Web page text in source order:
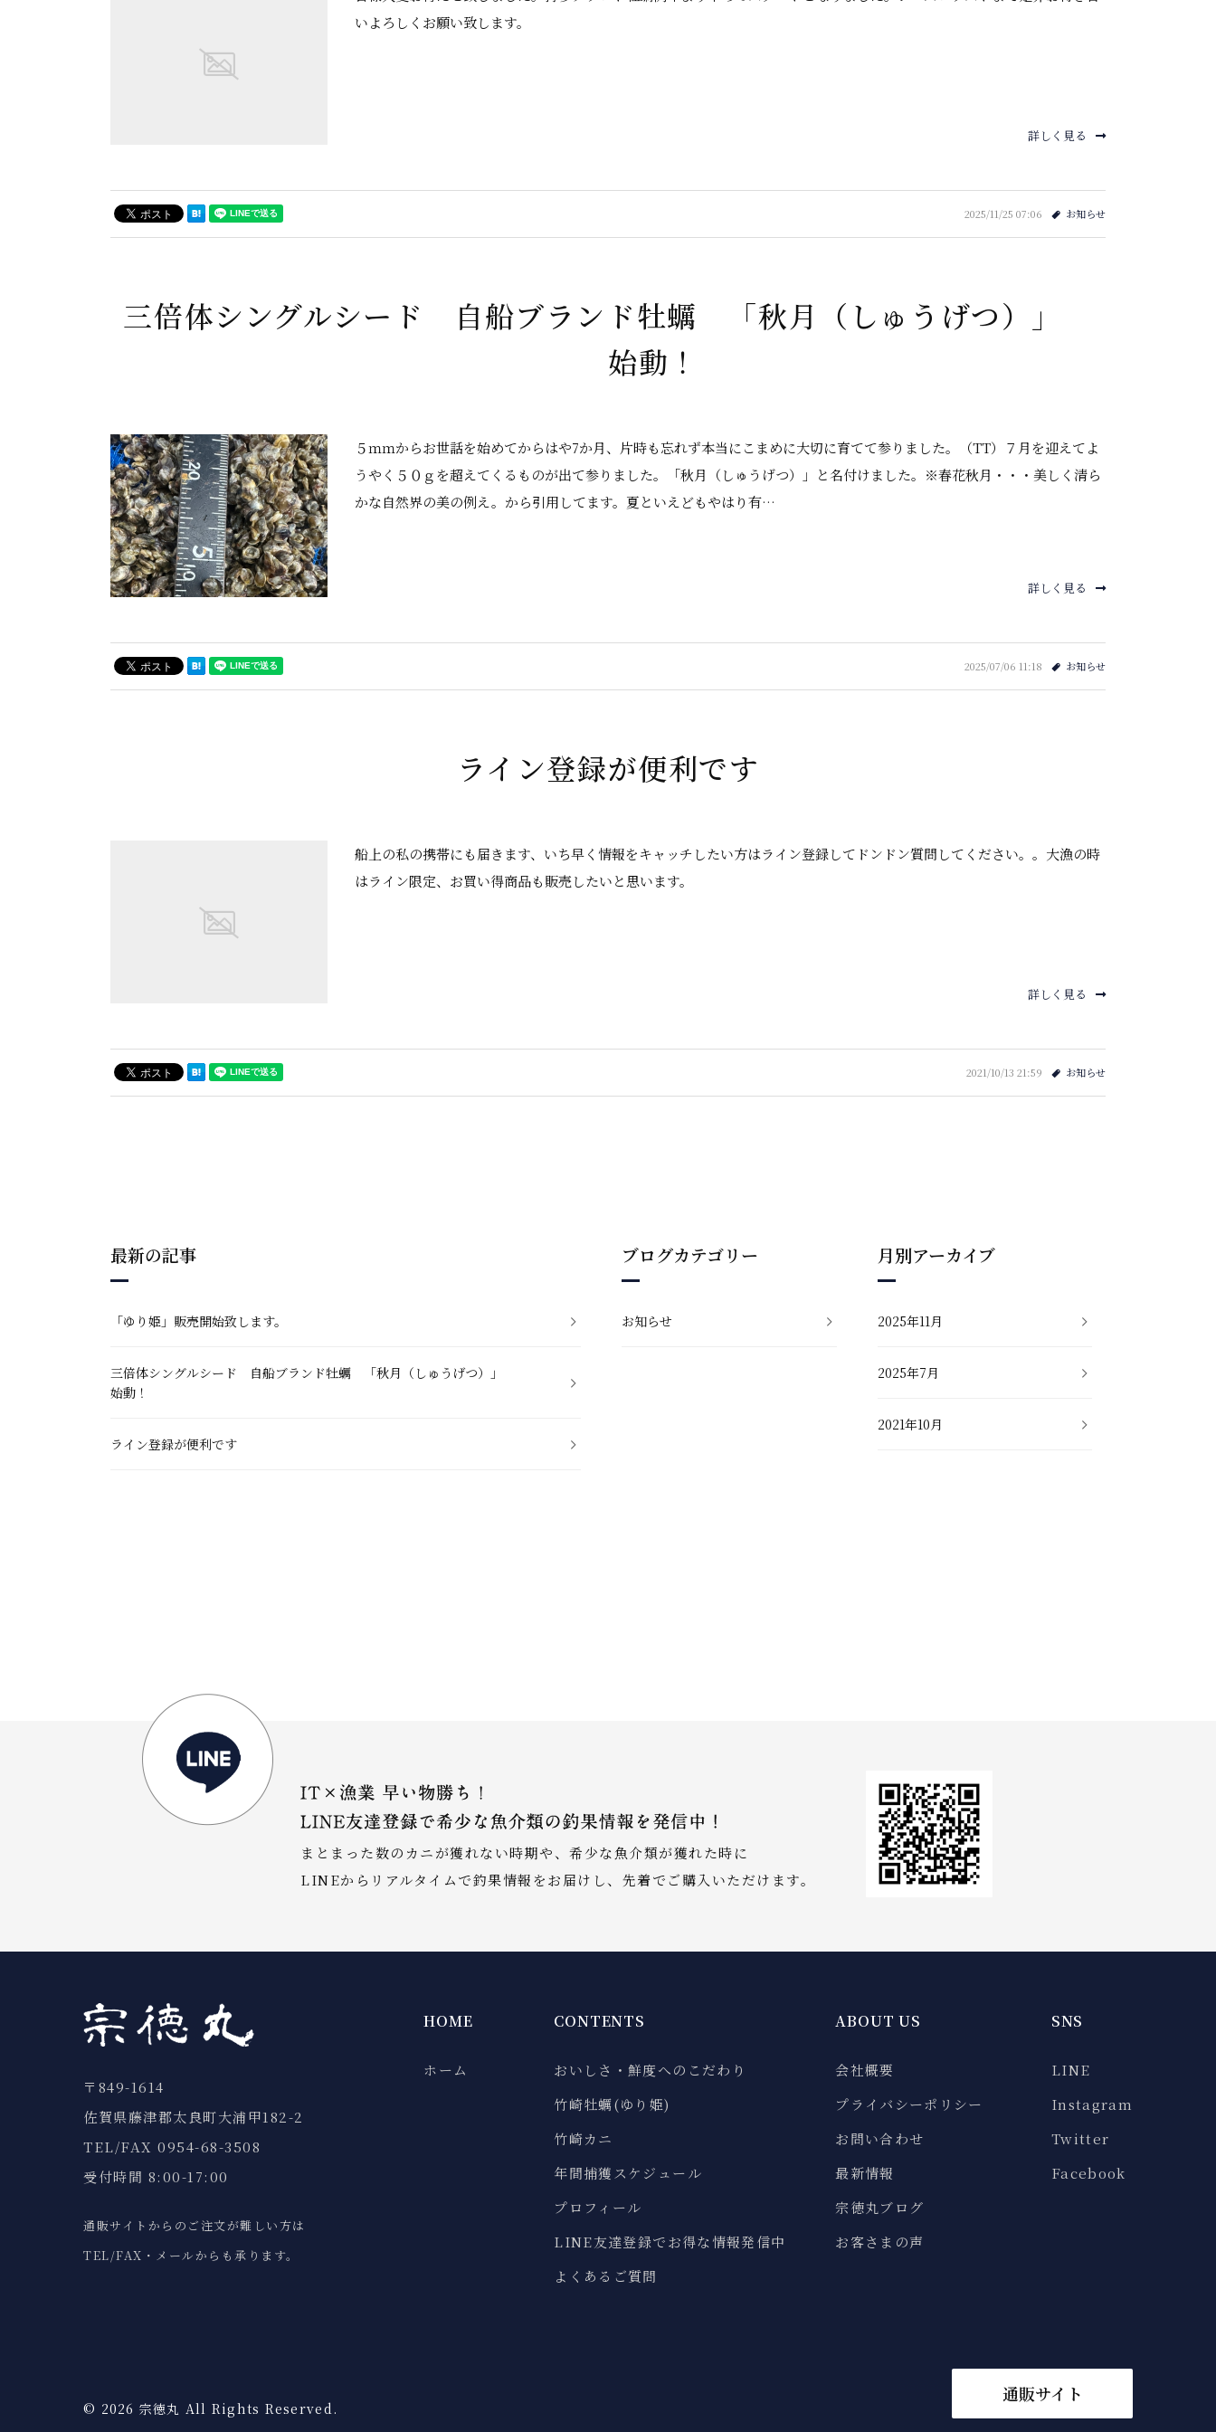
いよろしくお願い致します。
詳しく見る
2025/11/25 07:06 お知らせ
三倍体シングルシード 自船ブランド牡蠣 「秋月（しゅうげつ）」
始動！
５ｍｍからお世話を始めてからはや7か月、片時も忘れず本当にこまめに大切に育てて参りました。（TT）７月を迎えてよ
うやく５０ｇを超えてくるものが出て参りました。「秋月（しゅうげつ）」と名付けました。※春花秋月・・・美しく清ら
かな自然界の美の例え。から引用してます。夏といえどもやはり有…
詳しく見る
2025/07/06 11:18 お知らせ
ライン登録が便利です
船上の私の携帯にも届きます、いち早く情報をキャッチしたい方はライン登録してドンドン質問してください。。大漁の時
はライン限定、お買い得商品も販売したいと思います。
詳しく見る
2021/10/13 21:59 お知らせ
最新の記事
「ゆり姫」販売開始致します。
三倍体シングルシード 自船ブランド牡蠣 「秋月（しゅうげつ）」
始動！
ライン登録が便利です
ブログカテゴリー
お知らせ
月別アーカイブ
2025年11月
2025年7月
2021年10月
まとまった数のカニが獲れない時期や、希少な⿂介類が獲れた時に
LINEからリアルタイムで釣果情報をお届けし、先着でご購⼊いただけます。
〒849-1614
佐賀県藤津郡太良町⼤浦甲182-2
TEL/FAX 0954-68-3508
受付時間 8:00-17:00
通販サイトからのご注⽂が難しい⽅は
TEL/FAX・メールからも承ります。
HOME
ホーム
CONTENTS
おいしさ・鮮度へのこだわり
竹崎牡蠣(ゆり姫)
竹崎カニ
年間捕獲スケジュール
プロフィール
LINE友達登録でお得な情報発信中
よくあるご質問
ABOUT US
会社概要
プライバシーポリシー
お問い合わせ
最新情報
宗徳丸ブログ
お客さまの声
SNS
LINE
Instagram
Twitter
Facebook
通販サイト
© 2026 宗徳丸 All Rights Reserved.